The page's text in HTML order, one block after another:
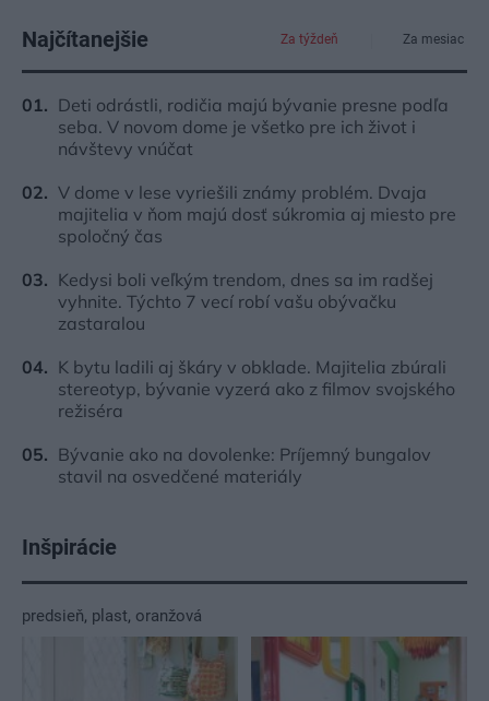
Najčítanejšie Za týždeň Za mesiac
Deti odrástli, rodičia majú bývanie presne podľa
seba. V novom dome je všetko pre ich život i
návštevy vnúčat
V dome v lese vyriešili známy problém. Dvaja
majitelia v ňom majú dosť súkromia aj miesto pre
spoločný čas
Kedysi boli veľkým trendom, dnes sa im radšej
vyhnite. Týchto 7 vecí robí vašu obývačku
zastaralou
K bytu ladili aj škáry v obklade. Majitelia zbúrali
stereotyp, bývanie vyzerá ako z filmov svojského
režiséra
Bývanie ako na dovolenke: Príjemný bungalov
stavil na osvedčené materiály
Inšpirácie
predsieň, plast, oranžová